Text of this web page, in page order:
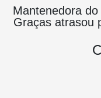
Mantenedora
Graças atrasou